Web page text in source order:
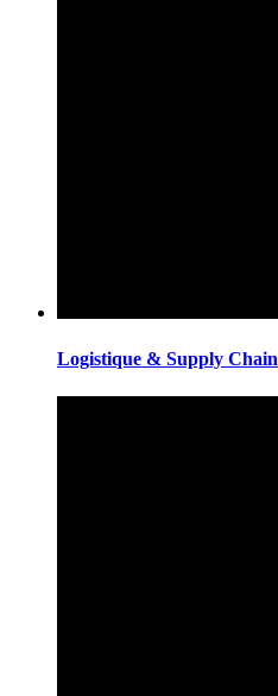
Logistique & Supply Chain